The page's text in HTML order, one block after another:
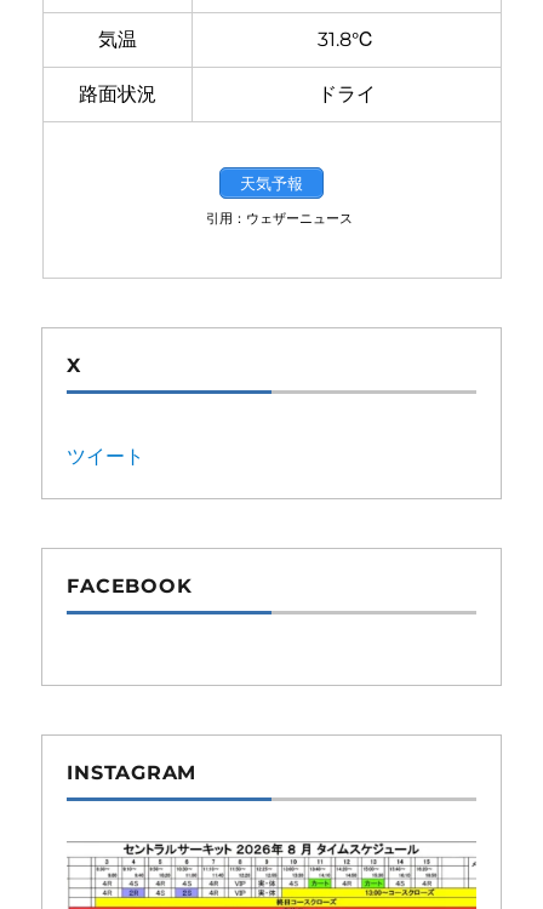
気温 31.8℃
路面状況 ドライ
天気予報
引用：ウェザーニュース
X
ツイート
FACEBOOK
INSTAGRAM